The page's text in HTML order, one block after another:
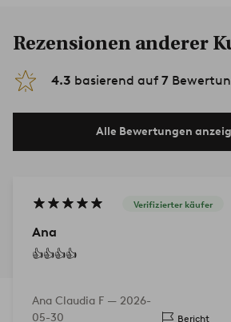
Rezensionen anderer
4.3 basierend auf 7
Alle Bewertungen
Verifizierter käufer
Ana
👍👍👍👍
Ana Claudia F — 2026-
05-30
Bericht